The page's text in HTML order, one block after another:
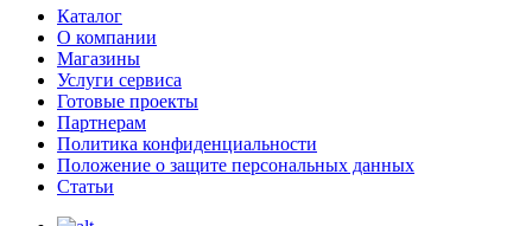
Каталог
О компании
Магазины
Услуги сервиса
Готовые проекты
Партнерам
Политика конфиденциальности
Положение о защите персональных данных
Статьи